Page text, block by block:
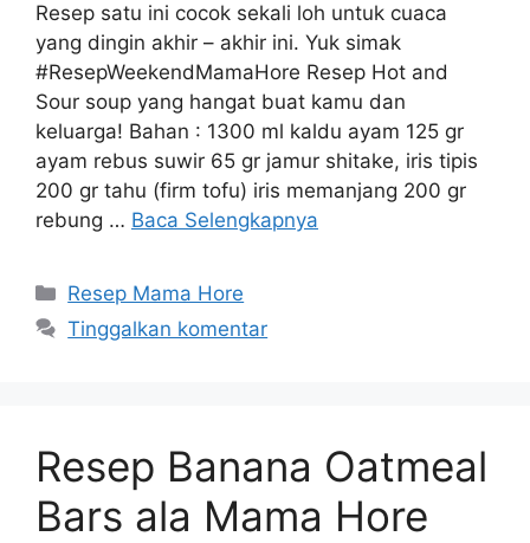
Resep satu ini cocok sekali loh untuk cuaca
yang dingin akhir – akhir ini. Yuk simak
#ResepWeekendMamaHore Resep Hot and
Sour soup yang hangat buat kamu dan
keluarga! Bahan : 1300 ml kaldu ayam 125 gr
ayam rebus suwir 65 gr jamur shitake, iris tipis
200 gr tahu (firm tofu) iris memanjang 200 gr
rebung … Baca Selengkapnya
Resep Mama Hore
Tinggalkan komentar
Resep Banana Oatmeal
Bars ala Mama Hore